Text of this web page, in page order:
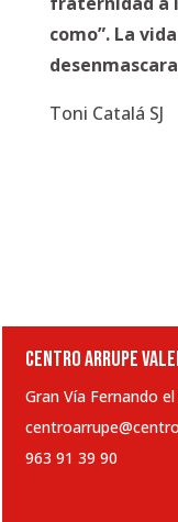
como”. La
Toni Catalá SJ
CENTRO ARRUPE
Gran Vía Fernando
963 91 39 90